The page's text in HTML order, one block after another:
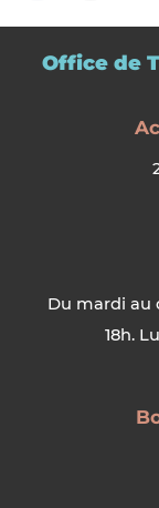
Office de
Du mardi au
18h.